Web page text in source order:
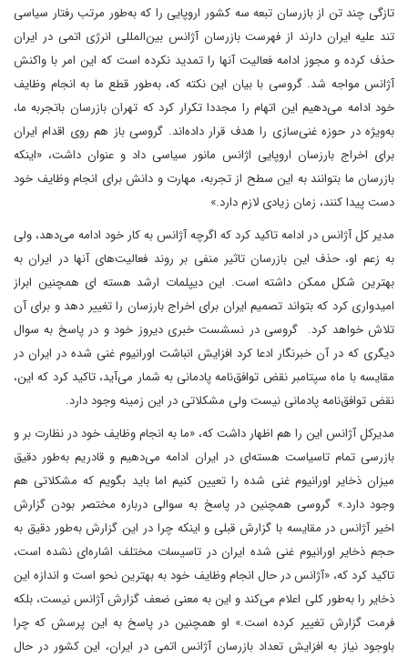
تازگی چند تن از بازرسان تبعه سه کشور اروپایی را که به‌طور مرتب رفتار سیاسی
تند علیه ایران دارند از فهرست بازرسان آژانس بین‌المللی انرژی اتمی در ایران
حذف کرده و مجوز ادامه فعالیت آنها را تمدید نکرده است که این امر با واکنش
آژانس مواجه شد. گروسی با بیان این نکته که، به‌طور قطع ما به انجام وظایف
خود ادامه می‌دهیم این اتهام را مجددا تکرار کرد که تهران بازرسان باتجربه ما،
به‌ویژه در حوزه غنی‌سازی را هدف قرار داده‌اند. گروسی باز هم روی اقدام ایران
برای اخراج بارزسان اروپایی اژانس مانور سیاسی داد و عنوان داشت، «اینکه
بازرسان ما بتوانند به این سطح از تجربه، مهارت و دانش برای انجام وظایف خود
دست پیدا کنند، زمان زیادی لازم دارد.»
مدیر کل آژانس در ادامه تاکید کرد که اگرچه آژانس به کار خود ادامه می‌دهد، ولی
به زعم او، حذف این بازرسان تاثیر منفی بر روند فعالیت‌های آنها در ایران به
بهترین شکل ممکن داشته است. این دیپلمات ارشد هسته ای همچنین ابراز
امیدواری کرد که بتواند تصمیم ایران برای اخراج بارزسان را تغییر دهد و برای آن
تلاش خواهد کرد. گروسی در نسشست خبری دیروز خود و در پاسخ به سوال
دیگری که در آن خبرنگار ادعا کرد افزایش انباشت اورانیوم غنی شده در ایران در
مقایسه با ماه سپتامبر نقض توافق‌نامه پادمانی به شمار می‌آید، تاکید کرد که این،
نقض توافق‌نامه پادمانی نیست ولی مشکلاتی در این زمینه وجود دارد.
مدیرکل آژانس این را هم اظهار داشت که، «ما به انجام وظایف خود در نظارت بر و
بازرسی تمام تاسیاست هسته‌ای در ایران ادامه می‌دهیم و قادریم به‌طور دقیق
میزان ذخایر اورانیوم غنی شده را تعیین کنیم اما باید بگویم که مشکلاتی هم
وجود دارد.» گروسی همچنین در پاسخ به سوالی درباره مختصر بودن گزارش
اخیر آژانس در مقایسه با گزارش قبلی و اینکه چرا در این گزارش به‌طور دقیق به
حجم ذخایر اورانیوم غنی شده ایران در تاسیسات مختلف اشاره‌ای نشده است،
تاکید کرد که، «آژانس در حال انجام وظایف خود به بهترین نحو است و اندازه این
ذخایر را به‌طور کلی اعلام می‌کند و این به معنی ضعف گزارش آژانس نیست، بلکه
فرمت گزارش تغییر کرده است.» او همچنین در پاسخ به این پرسش که چرا
باوجود نیاز به افزایش تعداد بازرسان آژانس اتمی در ایران، این کشور در حال